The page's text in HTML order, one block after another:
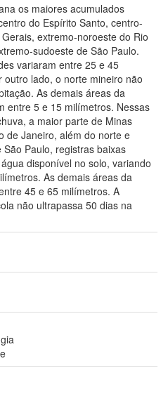
os maiores acumulados
do Espírito Santo, centro-
extremo-noroeste do Rio
sudoeste de São Paulo.
variaram entre 25 e 45
outro lado, o norte mineiro não
As demais áreas da
entre 5 e 15 milímetros. Nessas
a maior parte de Minas
de Janeiro, além do norte e
Paulo, registras baixas
disponível no solo, variando
As demais áreas da
45 e 65 milímetros. A
não ultrapassa 50 dias na